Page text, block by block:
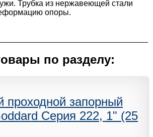
Трубка из нержавеющей стали
опоры.
по разделу:
проходной запорный
Серия 222, 1" (25